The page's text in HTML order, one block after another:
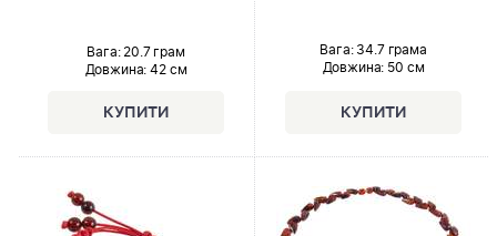
Вага: 20.7 грам
Довжина: 42 см
Вага: 34.7 грама
Довжина: 50 см